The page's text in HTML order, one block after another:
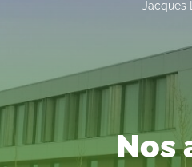
TERTIAIRE
Jacques
Nos